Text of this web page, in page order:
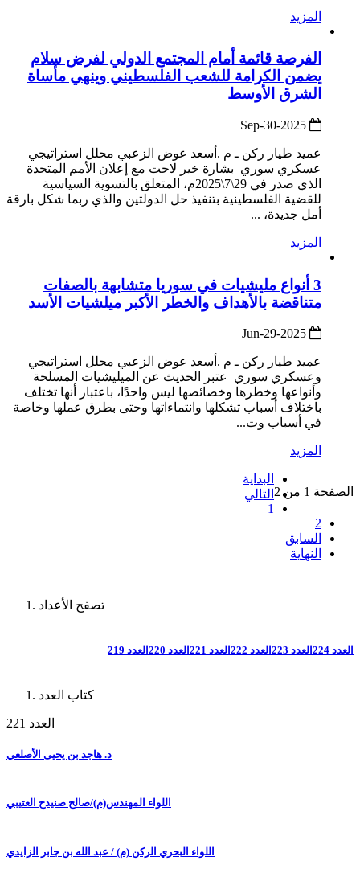
المزيد
الفرصة قائمة أمام المجتمع الدولي لفرض سلام
يضمن الكرامة للشعب الفلسطيني وينهي مأساة
الشرق الأوسط
عميد طيار ركن ـ م .أسعد عوض الزعبي محلل استراتيجي
عسكري سوري بشارة خير لاحت مع إعلان الأمم المتحدة
الذي صدر في 29\7\2025م، المتعلق بالتسوية السياسية
للقضية الفلسطينية بتنفيذ حل الدولتين والذي ربما شكل بارقة
أمل جديدة، ...
المزيد
3 أنواع مليشيات في سوريا متشابهة بالصفات
متناقضة بالأهداف والخطر الأكبر ميلشيات الأسد
عميد طيار ركن ـ م .أسعد عوض الزعبي محلل استراتيجي
وعسكري سوري عتبر الحديث عن الميليشيات المسلحة
وأنواعها وخطرها وخصائصها ليس واحدًا، باعتبار أنها تختلف
باختلاف أسباب تشكلها وانتماءاتها وحتى بطرق عملها وخاصة
في أسباب وت...
المزيد
الصفحة 1 من 2
البداية
التالي
1
2
السابق
النهاية
تصفح الأعداد
العدد 224 العدد 223 العدد 222 العدد 221 العدد 220 العدد 219
كتاب العدد
العدد 221
د. هاجد بن يحيى الأصلعي
اللواء المهندس(م)/صالح صنيدح العتيبي
اللواء البحري الركن (م) / عبد الله بن جابر الزايدي